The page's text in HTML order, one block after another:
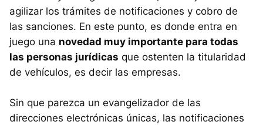
agilizar los trámites de notificaciones y cobro de
las sanciones. En este punto, es donde entra en
juego una novedad muy importante para todas
las personas jurídicas que ostenten la titularidad
de vehículos, es decir las empresas.
Sin que parezca un evangelizador de las
direcciones electrónicas únicas, las notificaciones